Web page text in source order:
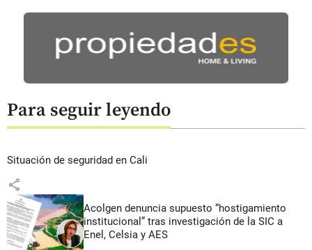
Para seguir leyendo
Situación de seguridad en Cali
share
Acolgen denuncia supuesto “hostigamiento
institucional” tras investigación de la SIC a
Enel, Celsia y AES